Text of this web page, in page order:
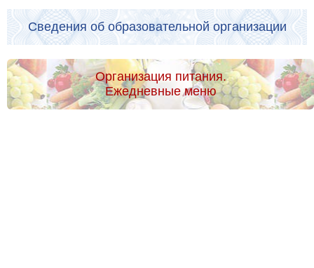
Сведения об образовательной организации
Организация питания.
Ежедневные меню